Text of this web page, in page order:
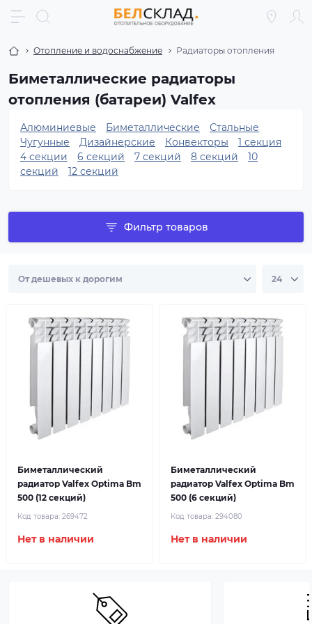
Отопление и водоснабжение Радиаторы отопления
Биметаллические радиаторы
отопления (батареи) Valfex
Алюминиевые Биметаллические
Стальные
Чугунные
Дизайнерские Конвекторы
1 секция
4 секции
6 секций 7 секций 8 секций
10
секций
12 секций
Фильтр товаров
Биметаллический
радиатор Valfex Optima Bm
500 (12 секций)
Код товара: 269472
Нет в наличии
Биметаллический
радиатор Valfex Optima Bm
500 (6 секций)
Код товара: 294080
Нет в наличии